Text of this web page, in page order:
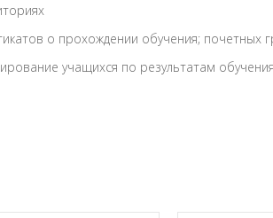
о прохождении обучения; почетных
учащихся по результатам